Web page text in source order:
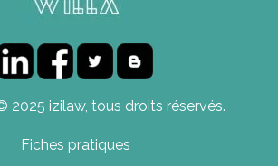
2025 izilaw, tous droits réservés.
Fiches pratiques